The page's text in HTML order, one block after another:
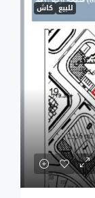
للبيع كاش